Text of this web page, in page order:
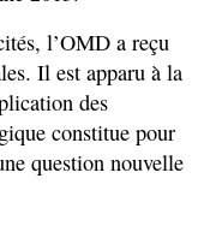
l’OMD a reçu
Il est apparu à la
des
constitue pour
question nouvelle